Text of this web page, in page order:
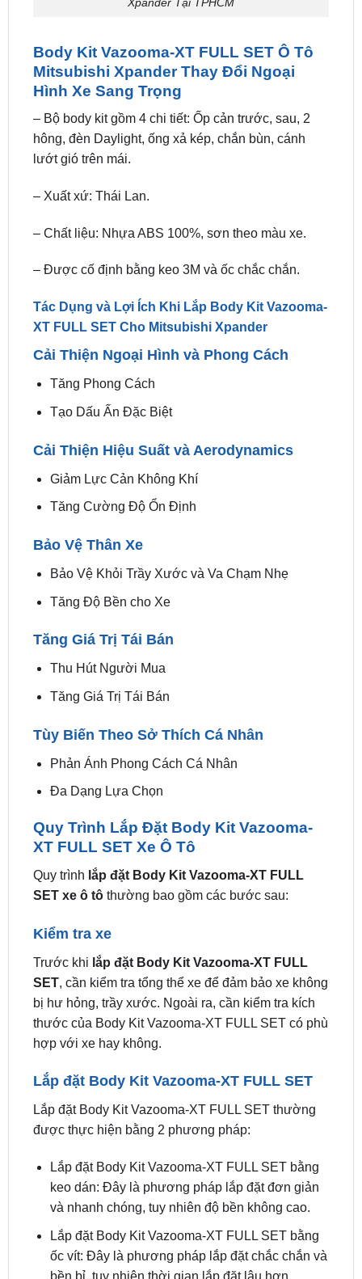
Body Kit Vazooma-XT FULL SET Ô Tô
Hình Xe Sang Trọng
– Bộ body kit gồm 4 chi tiết: Ốp cản trước, sau, 2
hông, đèn Daylight, ống xả kép, chắn bùn, cánh
lướt gió trên mái.
– Xuất xứ: Thái Lan.
– Chất liệu: Nhựa ABS 100%, sơn theo màu xe.
– Được cố định bằng keo 3M và ốc chắc chắn.
Tác Dụng và Lợi Ích Khi Lắp Body Kit Vazooma-
Cải Thiện Ngoại Hình và Phong Cách
Cải Thiện Hiệu Suất và Aerodynamics
Bảo Vệ Thân Xe
Tăng Giá Trị Tái Bán
Tùy Biến Theo Sở Thích Cá Nhân
Quy Trình Lắp Đặt Body Kit Vazooma-
Quy trìnhlắp đặt Body Kit Vazooma-XT FULL
SET xe ô tôthường bao gồm các bước sau:
Kiểm tra xe
SET, cần kiểm tra tổng thể xe để đảm bảo xe không
bị hư hỏng, trầy xước. Ngoài ra, cần kiểm tra kích
thước của Body Kit Vazooma-XT FULL SET có phù
hợp với xe hay không.
Lắp đặt Body Kit Vazooma-XT FULL SET
được thực hiện bằng 2 phương pháp:
Lắp đặt Body Kit Vazooma-XT FULL SET bằng
và nhanh chóng, tuy nhiên độ bền không cao.
Lắp đặt Body Kit Vazooma-XT FULL SET bằng
ốc vít: Đây là phương pháp lắp đặt chắc chắn và
bền bỉ, tuy nhiên thời gian lắp đặt lâu hơn.
Tùy theo từng loại Body Kit Vazooma-XT FULL